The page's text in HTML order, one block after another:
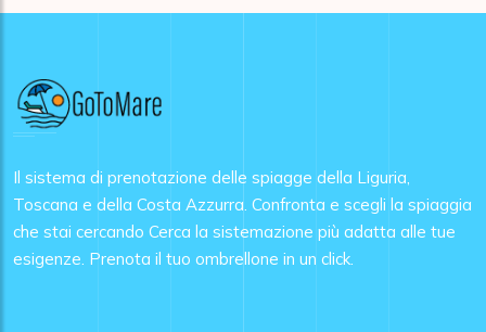
Il sistema di prenotazione delle spiagge della Liguria,
Toscana e della Costa Azzurra. Confronta e scegli la spiaggia
che stai cercando Cerca la sistemazione più adatta alle tue
esigenze. Prenota il tuo ombrellone in un click.